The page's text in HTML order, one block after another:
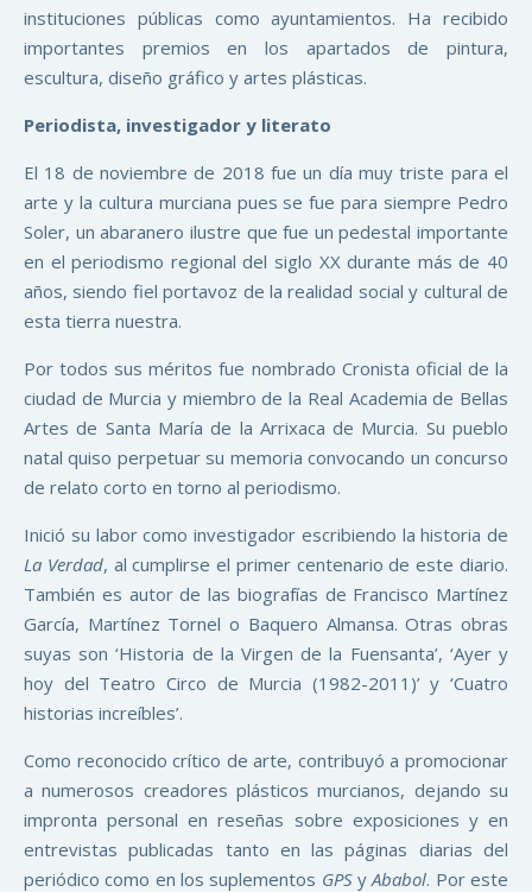
instituciones públicas como ayuntamientos. Ha recibido
importantes premios en los apartados de pintura,
escultura, diseño gráfico y artes plásticas.
Periodista, investigador y literato
El 18 de noviembre de 2018 fue un día muy triste para el
arte y la cultura murciana pues se fue para siempre Pedro
Soler, un abaranero ilustre que fue un pedestal importante
en el periodismo regional del siglo XX durante más de 40
años, siendo fiel portavoz de la realidad social y cultural de
esta tierra nuestra.
Por todos sus méritos fue nombrado Cronista oficial de la
ciudad de Murcia y miembro de la Real Academia de Bellas
Artes de Santa María de la Arrixaca de Murcia. Su pueblo
natal quiso perpetuar su memoria convocando un concurso
de relato corto en torno al periodismo.
Inició su labor como investigador escribiendo la historia de
La Verdad, al cumplirse el primer centenario de este diario.
También es autor de las biografías de Francisco Martínez
García, Martínez Tornel o Baquero Almansa. Otras obras
suyas son ‘Historia de la Virgen de la Fuensanta’, ‘Ayer y
hoy del Teatro Circo de Murcia (1982-2011)’ y ‘Cuatro
historias increíbles’.
Como reconocido crítico de arte, contribuyó a promocionar
a numerosos creadores plásticos murcianos, dejando su
impronta personal en reseñas sobre exposiciones y en
entrevistas publicadas tanto en las páginas diarias del
periódico como en los suplementos GPSyAbabol. Por este